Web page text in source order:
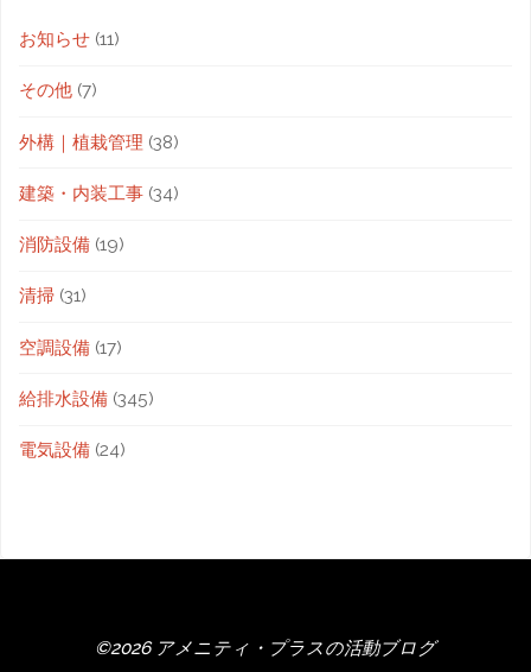
お知らせ (11)
その他 (7)
外構｜植栽管理 (38)
建築・内装工事 (34)
消防設備 (19)
清掃 (31)
空調設備 (17)
給排水設備 (345)
電気設備 (24)
©2026 アメニティ・プラスの活動ブログ